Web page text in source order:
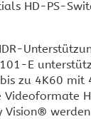
HD-PS-
E
zu 4K60 mit
Vision®